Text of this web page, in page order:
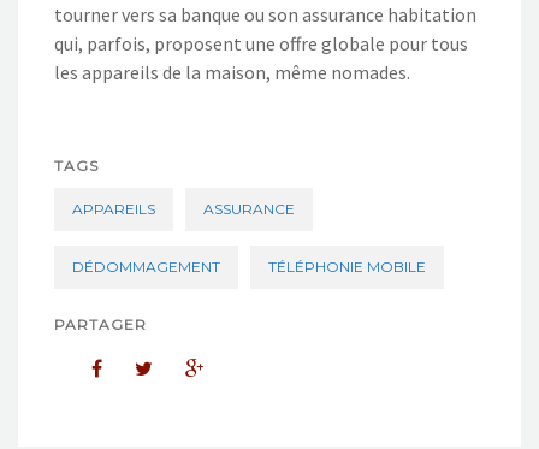
tourner vers sa banque ou son assurance habitation
qui, parfois, proposent une offre globale pour tous
les appareils de la maison, même nomades.
TAGS
APPAREILS ASSURANCE
DÉDOMMAGEMENT TÉLÉPHONIE MOBILE
PARTAGER